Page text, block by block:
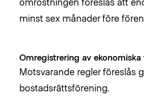
minst sex månader före
Omregistrering av
Motsvarande regler föreslås
bostadsrättsförening.